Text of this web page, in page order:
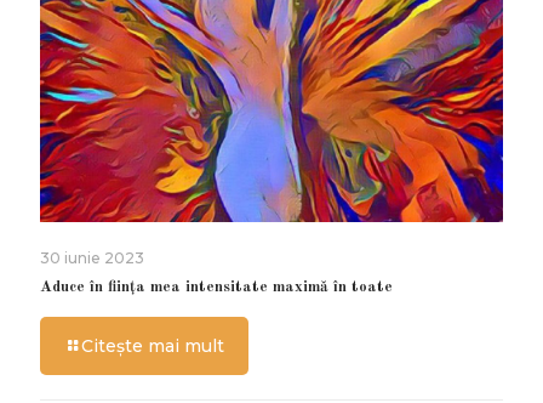
30 iunie 2023
Aduce în ființa mea intensitate maximă în toate
Citește mai mult